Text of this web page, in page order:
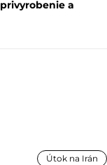
a
Útok na Irán